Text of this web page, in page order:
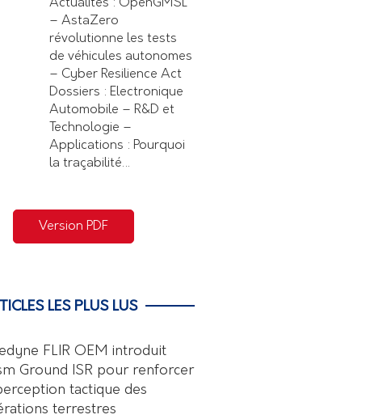
Actualités : OpenGMSL
– AstaZero
révolutionne les tests
de véhicules autonomes
– Cyber Resilience Act
Dossiers : Electronique
Automobile – R&D et
Technologie –
Applications : Pourquoi
la traçabilité…
Version PDF
LES PLUS LUS
FLIR OEM introduit
Ground ISR pour renforcer
tactique des
terrestres